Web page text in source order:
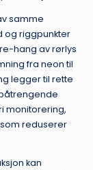
samme
og riggpunkter
hang av rørlys
fra neon til
legger til rette
monitorering,
reduserer
kan